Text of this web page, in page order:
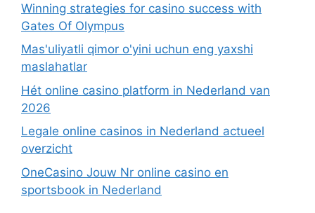
Winning strategies for casino success with
Gates Of Olympus
Mas'uliyatli qimor o'yini uchun eng yaxshi
maslahatlar
Hét online casino platform in Nederland van
2026
Legale online casinos in Nederland actueel
overzicht
OneCasino Jouw Nr online casino en
sportsbook in Nederland